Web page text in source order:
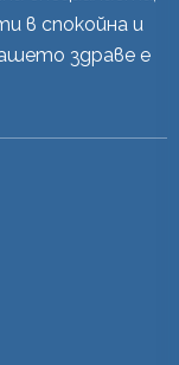
в спокойна и
здраве е